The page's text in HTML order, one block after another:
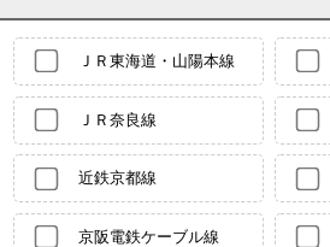
ＪＲ東海道・山陽本線
ＪＲ奈良線
近鉄京都線
京阪電鉄ケーブル線